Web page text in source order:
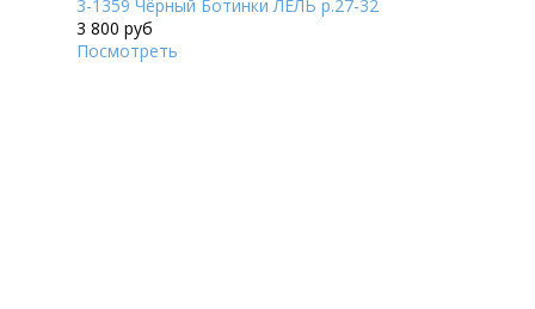
3-1359 Чёрный Ботинки ЛЕЛЬ р.27-32
3 800 руб
Посмотреть